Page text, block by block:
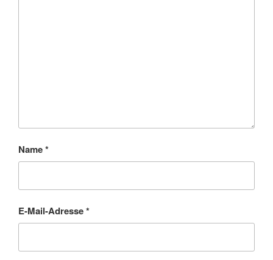
Name*
E-Mail-Adresse*